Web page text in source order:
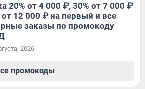
20% от 4 000 ₽, 30% от 7 000 ₽
от 12 000 ₽ на первый и все
заказы по промокоду
2026
промокоды